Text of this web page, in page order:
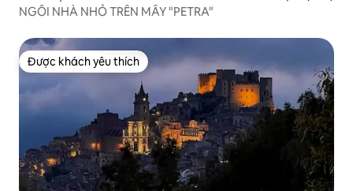
NGÔI NHÀ NHỎ TRÊN MÂY "PETRA"
Được khách yêu thích
Được khách yêu thích